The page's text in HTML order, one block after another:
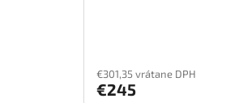
€301,35 vrátane DPH
€245